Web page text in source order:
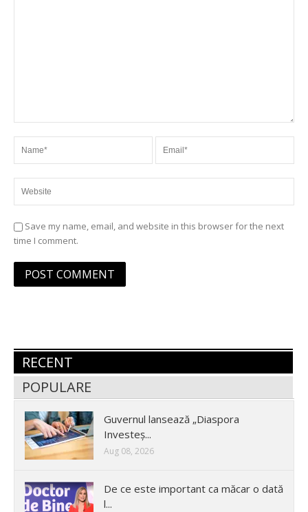
Save my name, email, and website in this browser for the next
time I comment.
RECENT
POPULARE
Guvernul lansează „Diaspora
Investeș...
Aug 08, 2026
De ce este important ca măcar o dată
l...